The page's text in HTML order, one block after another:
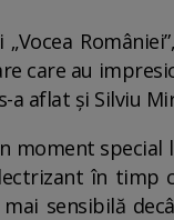
care au
a aflat și Silviu
moment special
în timp
sensibilă